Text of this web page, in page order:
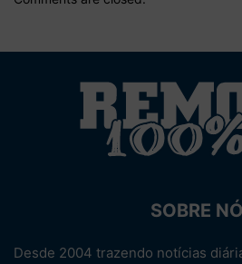
SOBRE
Desde 2004 trazendo notícias